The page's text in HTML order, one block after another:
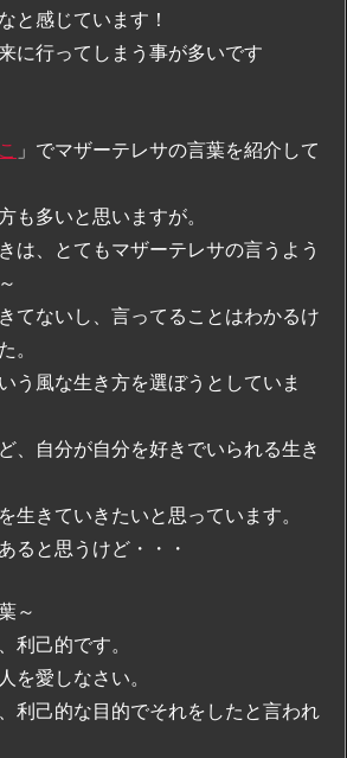
と感じています！
に行ってしまう事が多いです
」でマザーテレサの言葉を紹介して
も多いと思いますが。
は、とてもマザーテレサの言うよう
てないし、言ってることはわかるけ
。
う風な生き方を選ぼうとしていま
、自分が自分を好きでいられる生き
生きていきたいと思っています。
ると思うけど・・・
～
利己的です。
を愛しなさい。
利己的な目的でそれをしたと言われ